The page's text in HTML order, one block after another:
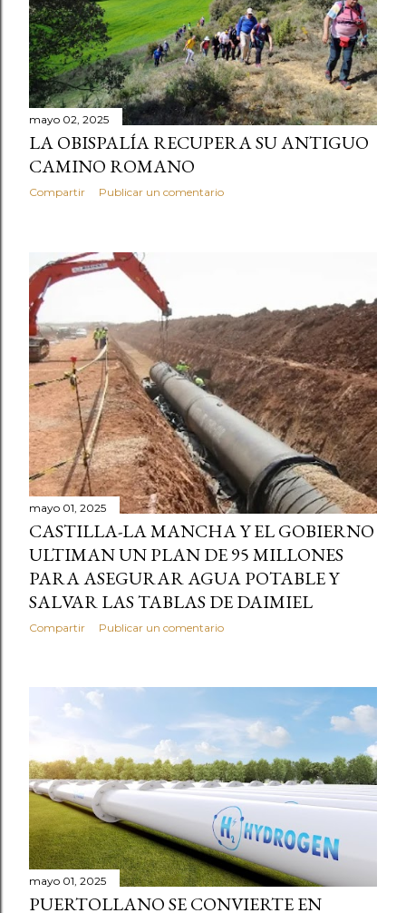
mayo 02, 2025
LA OBISPALÍA RECUPERA SU ANTIGUO
CAMINO ROMANO
Compartir Publicar un comentario
mayo 01, 2025
CASTILLA-LA MANCHA Y EL GOBIERNO
ULTIMAN UN PLAN DE 95 MILLONES
PARA ASEGURAR AGUA POTABLE Y
SALVAR LAS TABLAS DE DAIMIEL
Compartir Publicar un comentario
mayo 01, 2025
PUERTOLLANO SE CONVIERTE EN